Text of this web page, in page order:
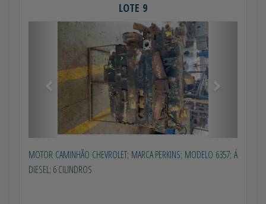
LOTE 9
MOTOR CAMINHÃO CHEVROLET; MARCA PERKINS; MODELO 6357; Á
DIESEL; 6 CILINDROS